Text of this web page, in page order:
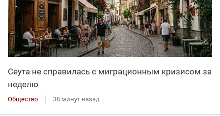
Сеута не справилась с миграционным кризисом за
неделю
Общество 38 минут назад